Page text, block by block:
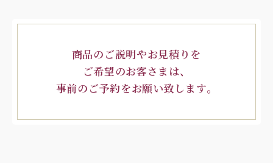
商品のご説明やお見積りを
ご希望のお客さまは、
事前のご予約をお願い致します。